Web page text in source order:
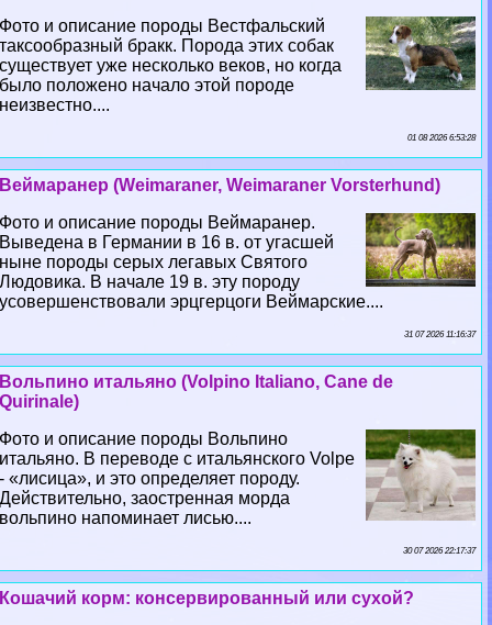
Фото и описание породы Вестфальский
таксообразный бpaкк. Порода этих собак
существует уже несколько веков, но когда
было положено начало этой породе
неизвестно....
01 08 2026 6:53:28
Веймаранер (Weimaraner, Weimaraner Vorsterhund)
Фото и описание породы Веймаранер.
Выведена в Германии в 16 в. от угасшей
ныне породы серых легавых Святого
Людовика. В начале 19 в. эту породу
усовершенствовали эрцгерцоги Веймарские....
31 07 2026 11:16:37
Вольпино итальяно (Volpino Italiano, Cane de
Quirinale)
Фото и описание породы Вольпино
итальяно. В переводе с итальянского Volpe
- «лисица», и это определяет породу.
Действительно, заостренная морда
вольпино напоминает лисью....
30 07 2026 22:17:37
Кошачий корм: консервированный или сухой?